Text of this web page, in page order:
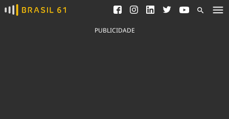
Ver todas as notícias
Saneamento
Indicadores
PUBLICIDADE